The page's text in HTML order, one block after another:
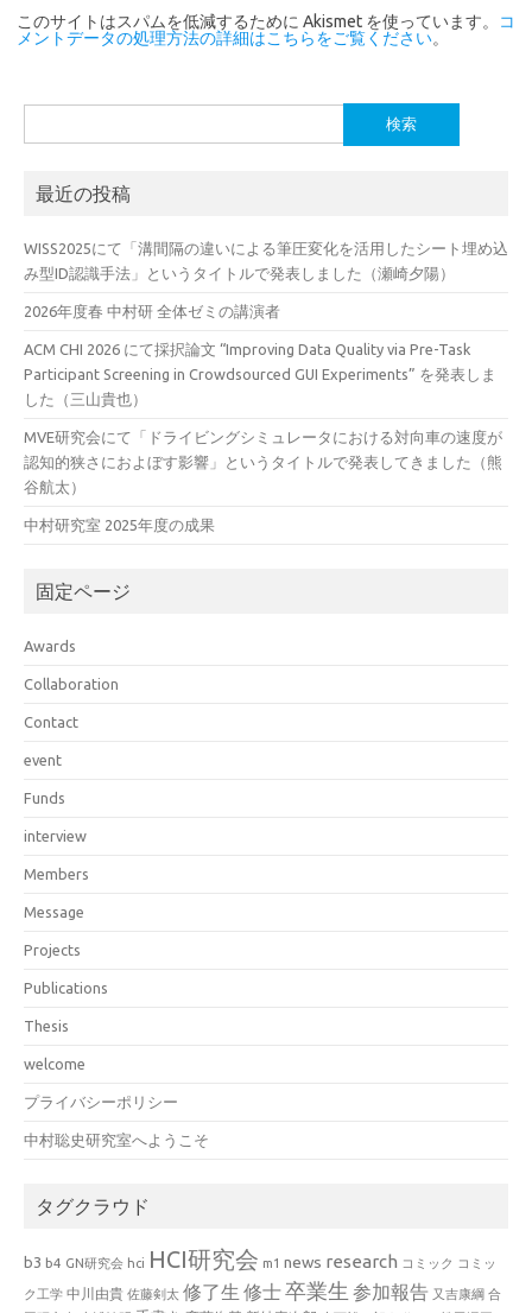
このサイトはスパムを低減するために Akismet を使っています。
コ
メントデータの処理方法の詳細はこちらをご覧ください。
索:
最近の投稿
WISS2025にて「溝間隔の違いによる筆圧変化を活用したシート埋め込
み型ID認識手法」というタイトルで発表しました（瀬崎夕陽）
2026年度春 中村研 全体ゼミの講演者
ACM CHI 2026 にて採択論文 “Improving Data Quality via Pre-Task
Participant Screening in Crowdsourced GUI Experiments” を発表しま
した（三山貴也）
MVE研究会にて「ドライビングシミュレータにおける対向車の速度が
認知的狭さにおよぼす影響」というタイトルで発表してきました（熊
谷航太）
中村研究室 2025年度の成果
固定ページ
Awards
Collaboration
Contact
event
Funds
interview
Members
Message
Projects
Publications
Thesis
welcome
プライバシーポリシー
中村聡史研究室へようこそ
タグクラウド
b3 b4 GN研究会 hci HCI研究会 m1 news research コミック コミッ
ク工学 中川由貴 佐藤剣太 修了生 修士卒業生 参加報告 又吉康綱 合